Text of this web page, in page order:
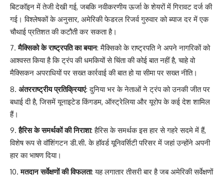
बिटकॉइन में तेजी देखी गई, जबकि नवीकरणीय ऊर्जा के शेयरों में गिरावट दर्ज की
गई। विश्लेषकों के अनुसार, अमेरिकी फेडरल रिजर्व गुरुवार को ब्याज दर में एक
चौथाई प्रतिशत की कटौती कर सकता है।
मैक्सिको के राष्ट्रपति का बयान: मैक्सिको के राष्ट्रपति ने अपने नागरिकों को
आश्वस्त किया है कि ट्रंप की धमकियों से चिंता की कोई बात नहीं है, चाहे वो
मैक्सिकन अपराधियों पर सख्त कार्रवाई की बात हो या सीमा पर सख्त नीति।
अंतरराष्ट्रीय प्रतिक्रियाएं: दुनिया भर के नेताओं ने ट्रंप को उनकी जीत पर
बधाई दी है, जिसमें यूनाइटेड किंगडम, ऑस्ट्रेलिया और यूरोप के कई देश शामिल
हैं।
हैरिस के समर्थकों की निराशा: हैरिस के समर्थक इस हार से गहरे सदमे में हैं,
विशेष रूप से वॉशिंगटन डी.सी. के हॉवर्ड यूनिवर्सिटी परिसर में जहां उन्होंने अपनी
हार का भाषण दिया।
मतदान सर्वेक्षणों की विफलता: यह लगातार तीसरी बार है जब अमेरिकी सर्वेक्षणों